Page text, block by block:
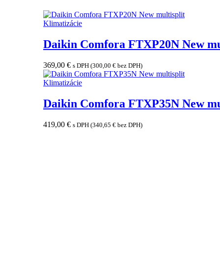
Klimatizácie
Daikin Comfora FTXP20N New
369,00 € s DPH (300,00 € bez DPH)
Klimatizácie
Daikin Comfora FTXP35N New
419,00 € s DPH (340,65 € bez DPH)